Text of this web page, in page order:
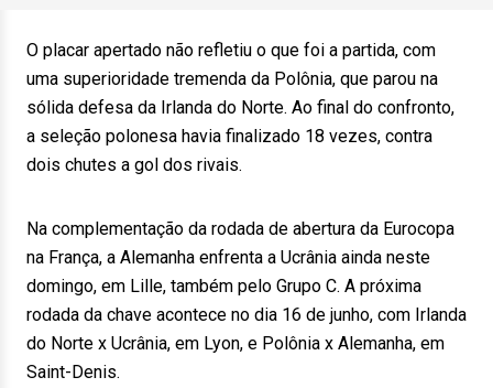
O placar apertado não refletiu o que foi a partida, com
uma superioridade tremenda da Polônia, que parou na
sólida defesa da Irlanda do Norte. Ao final do confronto,
a seleção polonesa havia finalizado 18 vezes, contra
dois chutes a gol dos rivais.
Na complementação da rodada de abertura da Eurocopa
na França, a Alemanha enfrenta a Ucrânia ainda neste
domingo, em Lille, também pelo Grupo C. A próxima
rodada da chave acontece no dia 16 de junho, com Irlanda
do Norte x Ucrânia, em Lyon, e Polônia x Alemanha, em
Saint-Denis.